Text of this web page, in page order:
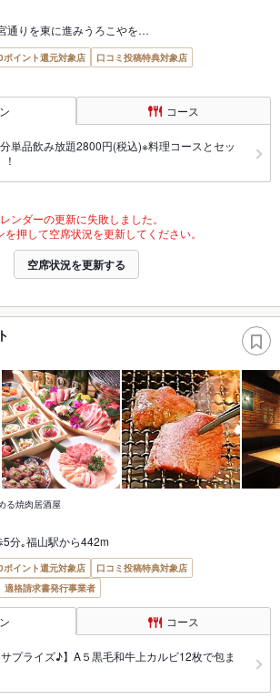
通りを東に進みうろこやを…
ポイント還元対象店
口コミ投稿特典対象店
コース
単品飲み放題2800円(税込)※料理コースとセッ
ンダーの更新に失敗しました。
を押して空席状況を更新してください。
空席状況を更新する
る焼肉居酒屋
分｡福山駅から442m
ポイント還元対象店
口コミ投稿特典対象店
適格請求書発行事業者
コース
サプライズ♪】A５黒毛和牛上カルビ12枚で包ま